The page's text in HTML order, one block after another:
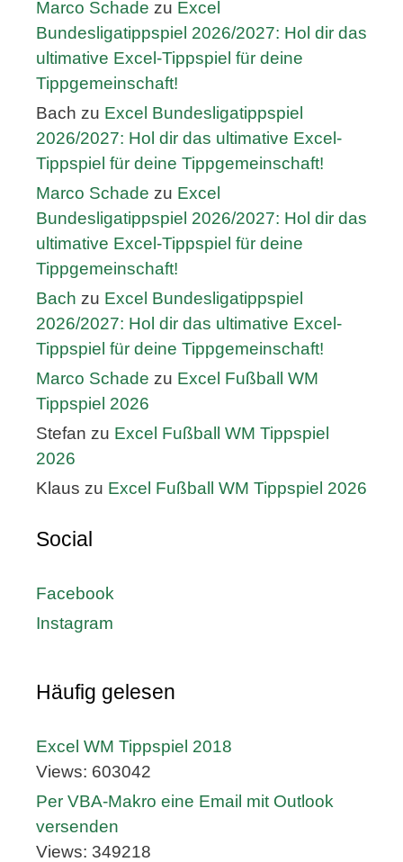
Marco Schade zu Excel
Bundesligatippspiel 2026/2027: Hol dir das
ultimative Excel-Tippspiel für deine
Tippgemeinschaft!
Bach zu Excel Bundesligatippspiel
2026/2027: Hol dir das ultimative Excel-
Tippspiel für deine Tippgemeinschaft!
Marco Schade zu Excel
Bundesligatippspiel 2026/2027: Hol dir das
ultimative Excel-Tippspiel für deine
Tippgemeinschaft!
Bach zu Excel Bundesligatippspiel
2026/2027: Hol dir das ultimative Excel-
Tippspiel für deine Tippgemeinschaft!
Marco Schade zu Excel Fußball WM
Tippspiel 2026
Stefan zu Excel Fußball WM Tippspiel
2026
Klaus zu Excel Fußball WM Tippspiel 2026
Social
Facebook
Instagram
Häufig gelesen
Excel WM Tippspiel 2018
Views: 603042
Per VBA-Makro eine Email mit Outlook
versenden
Views: 349218